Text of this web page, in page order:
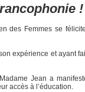
!
des Femmes se
expérience et ayant
Jean a
accès à l’éducation.